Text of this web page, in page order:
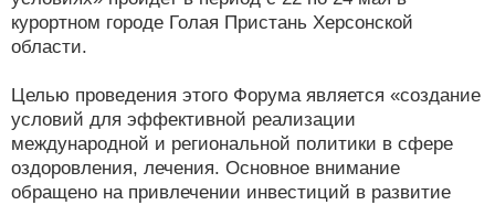
курортном городе Голая Пристань Херсонской
области.
Целью проведения этого Форума является «создание
условий для эффективной реализации
международной и региональной политики в сфере
оздоровления, лечения. Основное внимание
обращено на привлечении инвестиций в развитие